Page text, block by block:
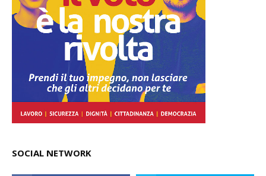
SOCIAL NETWORK